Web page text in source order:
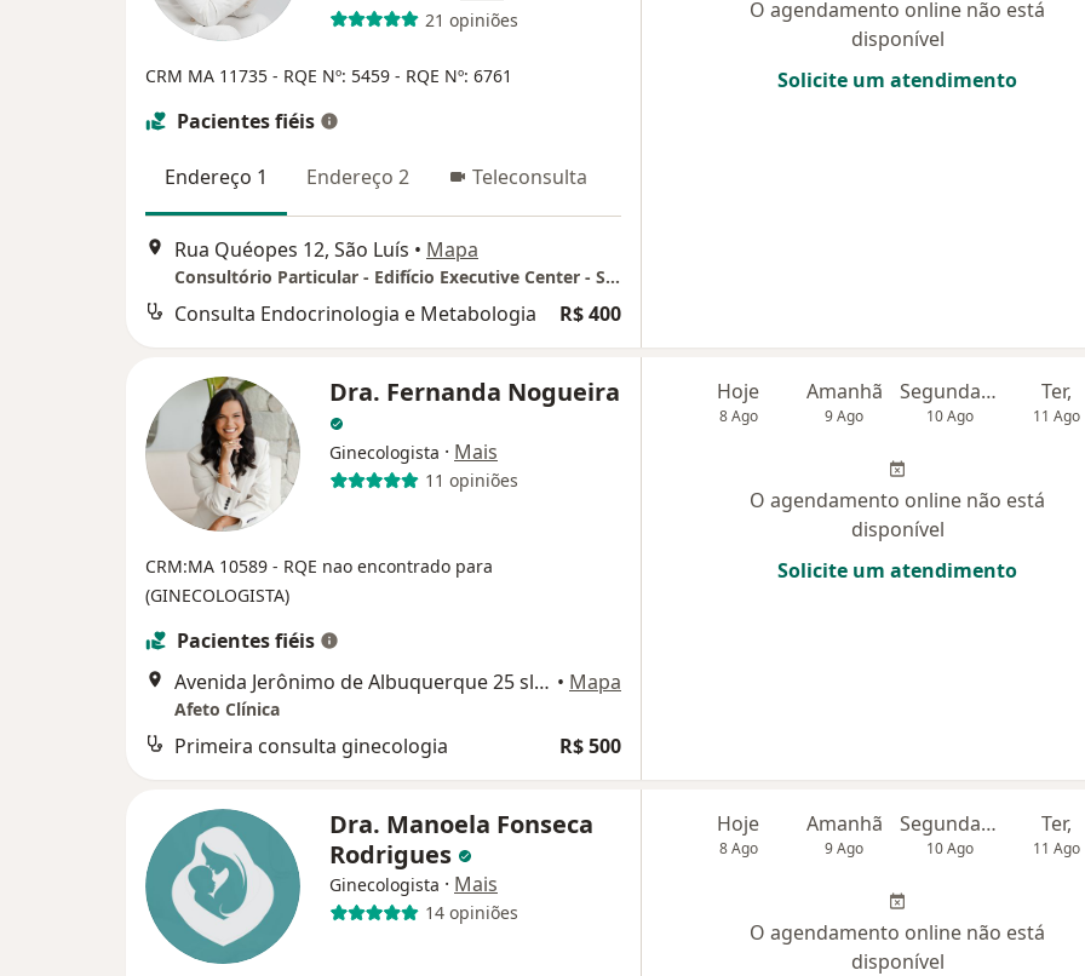
21 opiniões
CRM MA 11735 - RQE Nº: 5459 - RQE Nº: 6761
Pacientes fiéis
Endereço 1 Endereço 2 Teleconsulta
Rua Quéopes 12, São Luís • Mapa
Consultório Particular - Edifício Executive Center - Semente Consultórios (Coworking)
Consulta Endocrinologia e Metabologia R$ 400
O agendamento online não está
disponível
Solicite um atendimento
Dra. Fernanda Nogueira
Ginecologista · Mais
11 opiniões
CRM:MA 10589 - RQE nao encontrado para
(GINECOLOGISTA)
Pacientes fiéis
Avenida Jerônimo de Albuquerque 25 sl 332, São Luís • Mapa
Afeto Clínica
Primeira consulta ginecologia R$ 500
Hoje
8 Ago
Amanhã
9 Ago
Segunda-feira
10 Ago
Ter,
11 Ago
O agendamento online não está
disponível
Solicite um atendimento
Dra. Manoela Fonseca
Rodrigues
Ginecologista · Mais
14 opiniões
Hoje
8 Ago
Amanhã
9 Ago
Segunda-feira
10 Ago
Ter,
11 Ago
O agendamento online não está
disponível